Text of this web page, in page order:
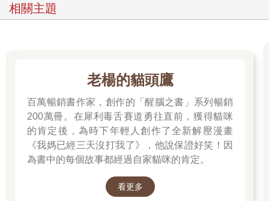
驗」，請記住這種「表達自己，是一件可以被接受的事」的感
覺，今後就帶著這樣的鼓勵一步步建立對自己的信心。
別忽略每一次被傾聽、被回應的經驗，它們會一點一滴堆疊出你
是透過一次又一次的練習而來，它是從願意一次次站出來、說出
口，從不安中練出來的「心理勇氣」。當你願意從「說一句話」
開始，你就已經在走向更自信的路上了。如果你還是感到迷惘，
請不要擔心，接下來我將帶著大家用最具體的步驟行動，一步步
從「不好意思」，走向「我可以說出來」。
相關主題
老楊的貓頭鷹
百萬暢銷書作家，創作的「醒腦之書」系列暢銷
200萬冊。在犀利毒舌賽道勇往直前，獲得貓咪
的肯定後，為時下年輕人創作了全新解壓漫畫
《我媽已經三天沒打我了》，他說保證好笑！因
為書中的每個故事都經過自家貓咪的肯定。
看更多